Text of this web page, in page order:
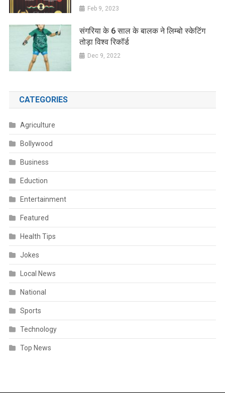
Feb 9, 2023
संगरिया के 6 साल के बालक ने लिम्बो स्केटिंग
तोड़ा विश्व रिकॉर्ड
Dec 9, 2022
CATEGORIES
Agriculture
Bollywood
Business
Eduction
Entertainment
Featured
Health Tips
Jokes
Local News
National
Sports
Technology
Top News